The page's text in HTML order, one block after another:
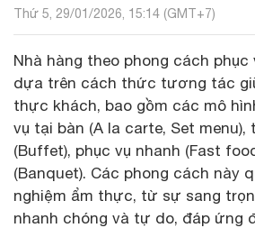
Thứ 5, 29/01/2026, 15:14 (GMT+7)
Nhà hàng theo phong cách
dựa trên cách thức tương tác
thực khách, bao gồm các mô
vụ tại bàn (A la carte, Set menu),
(Buffet), phục vụ nhanh (Fast
(Banquet). Các phong cách này
nghiệm ẩm thực, từ sự sang
nhanh chóng và tự do, đáp ứng